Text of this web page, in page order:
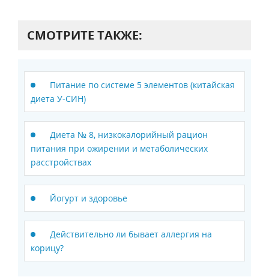
СМОТРИТЕ ТАКЖЕ:
Питание по системе 5 элементов (китайская
диета У-СИН)
Диета № 8, низкокалорийный рацион
питания при ожирении и метаболических
расстройствах
Йогурт и здоровье
Действительно ли бывает аллергия на
корицу?